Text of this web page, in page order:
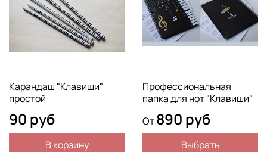
Карандаш "Клавиши"
простой
90 руб
В корзину
Профессиональная
папка для нот "Клавиши"
От890 руб
Выбрать